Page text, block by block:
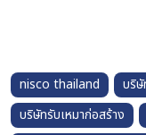
nisco thailand
บริษั
บริษัทรับเหมาก่อสร้าง